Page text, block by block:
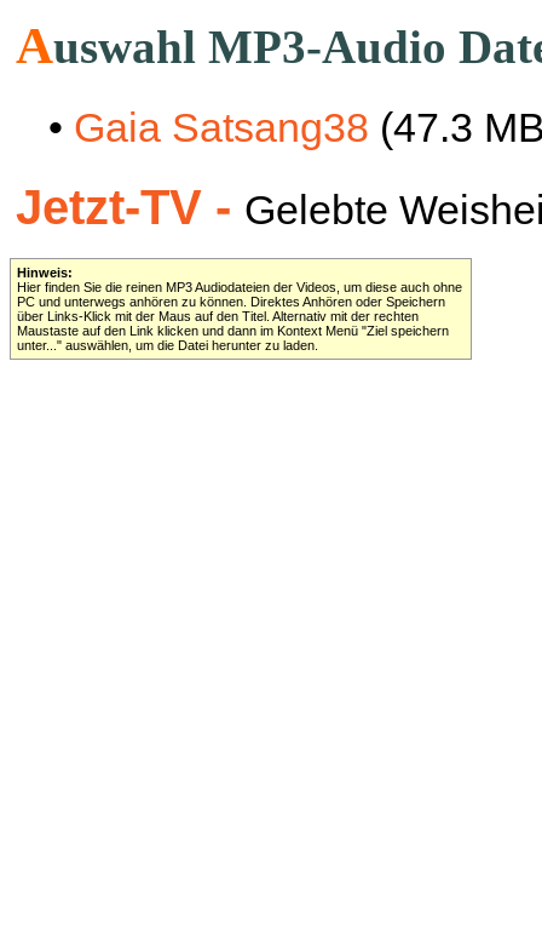
Auswahl MP3-Audio
• Gaia Satsang38 (47.3
Jetzt-TV - Gelebte
Hinweis:
Hier finden Sie die reinen MP3 Audiodateien der Videos, um diese auch ohne
PC und unterwegs anhören zu können. Direktes Anhören oder Speichern
über Links-Klick mit der Maus auf den Titel. Alternativ mit der rechten
Maustaste auf den Link klicken und dann im Kontext Menü "Ziel speichern
unter..." auswählen, um die Datei herunter zu laden.